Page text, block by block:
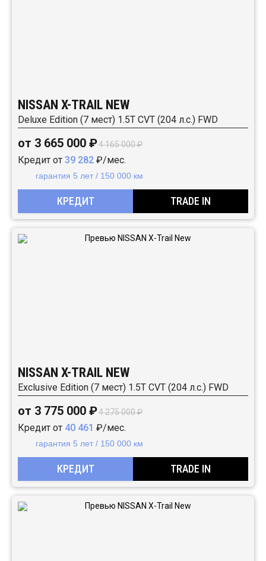
NISSAN X-TRAIL NEW
Deluxe Edition (7 мест) 1.5T CVT (204 л.с.) FWD
от 3 665 000 ₽4 165 000 ₽
Кредит от 39 282 ₽/мес.
гарантия 5 лет / 150 000 км
КРЕДИТ TRADE IN
NISSAN X-TRAIL NEW
Exclusive Edition (7 мест) 1.5T CVT (204 л.с.) FWD
от 3 775 000 ₽4 275 000 ₽
Кредит от 40 461 ₽/мес.
гарантия 5 лет / 150 000 км
КРЕДИТ TRADE IN